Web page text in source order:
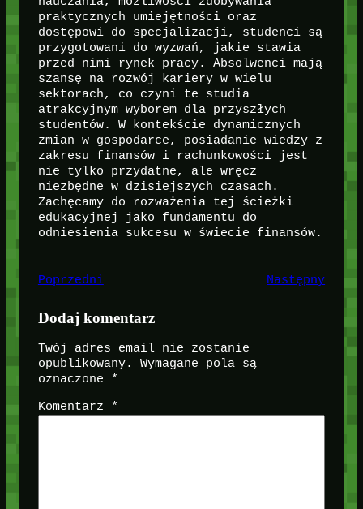
praktycznych umiejętności oraz
dostępowi do specjalizacji, studenci są
przygotowani do wyzwań, jakie stawia
przed nimi rynek pracy. Absolwenci mają
szansę na rozwój kariery w wielu
sektorach, co czyni te studia
atrakcyjnym wyborem dla przyszłych
studentów. W kontekście dynamicznych
zmian w gospodarce, posiadanie wiedzy z
zakresu finansów i rachunkowości jest
nie tylko przydatne, ale wręcz
niezbędne w dzisiejszych czasach.
Zachęcamy do rozważenia tej ścieżki
edukacyjnej jako fundamentu do
odniesienia sukcesu w świecie finansów.
Poprzedni Następny
Dodaj komentarz
Twój adres email nie zostanie
opublikowany.
Wymagane pola są
oznaczone
*
Komentarz *